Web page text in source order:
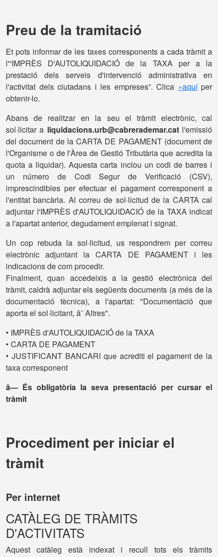
Preu de la tramitació
Et pots informar de les taxes corresponents a cada tràmit a
l'“IMPRÈS D'AUTOLIQUIDACIÓ de la TAXA per a la
prestació dels serveis d'intervenció administrativa en
l'activitat dels ciutadans i les empreses”. Clica »aquíper
obtenir-lo.
Abans de realitzar en la seu el tràmit electrònic, cal
sol·licitar a liquidacions.urb@cabrerademar.catl'emissió
del document de la CARTA DE PAGAMENT (document de
l'Organisme o de l'Àrea de Gestió Tributària que acredita la
quota a liquidar). Aquesta carta inclou un codi de barres i
un número de Codi Segur de Verificació (CSV),
imprescindibles per efectuar el pagament corresponent a
l'entitat bancària. Al correu de sol·licitud de la CARTA cal
adjuntar l'IMPRÈS d'AUTOLIQUIDACIÓ de la TAXA indicat
a l'apartat anterior, degudament emplenat i signat.
Un cop rebuda la sol·licitud, us respondrem per correu
electrònic adjuntant la CARTA DE PAGAMENT i les
indicacions de com procedir.
Finalment, quan accedeixis a la gestió electrònica del
tràmit, caldrà adjuntar els següents documents (a més de la
documentació tècnica), a l'apartat: "Documentació que
aporta el sol·licitant, â˜ Altres".
• IMPRÈS d'AUTOLIQUIDACIÓ de la TAXA
• CARTA DE PAGAMENT
• JUSTIFICANT BANCARI que acrediti el pagament de la
taxa corresponent
â— És obligatòria la seva presentació per cursar el
tràmit
Procediment per iniciar el
tràmit
Per internet
CATÀLEG DE TRÀMITS
D'ACTIVITATS
Aquest catàleg està indexat i recull tots els tràmits